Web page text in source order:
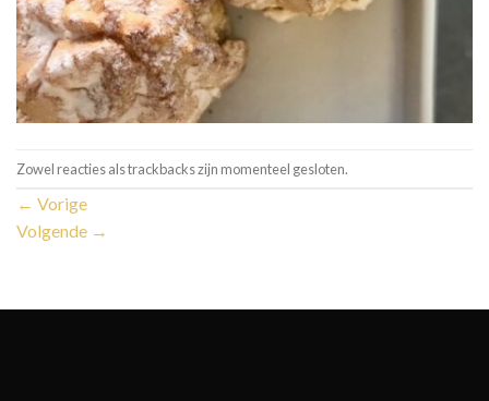
Zowel reacties als trackbacks zijn momenteel gesloten.
← Vorige
Volgende →